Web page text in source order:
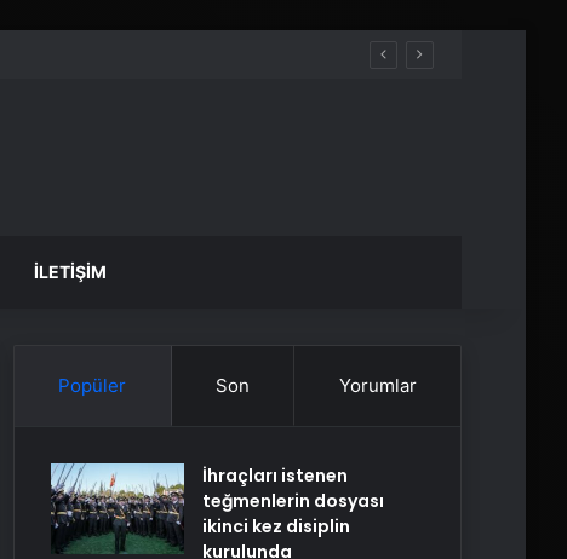
İLETIŞIM
Popüler Son Yorumlar
İhraçları istenen
teğmenlerin dosyası
ikinci kez disiplin
kurulunda